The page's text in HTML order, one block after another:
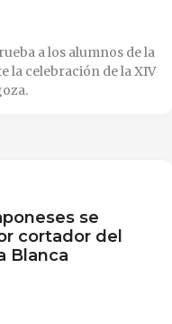
a los alumnos de la
la celebración de la XIV
se
cortador del
Blanca